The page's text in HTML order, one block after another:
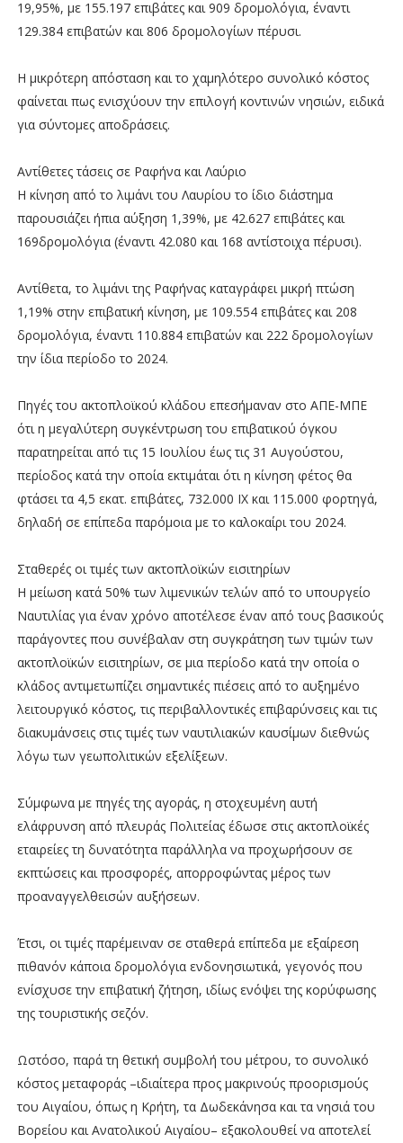
19,95%, με 155.197 επιβάτες και 909 δρομολόγια, έναντι
129.384 επιβατών και 806 δρομολογίων πέρυσι.
Η μικρότερη απόσταση και το χαμηλότερο συνολικό κόστος
φαίνεται πως ενισχύουν την επιλογή κοντινών νησιών, ειδικά
για σύντομες αποδράσεις.
Αντίθετες τάσεις σε Ραφήνα και Λαύριο
Η κίνηση από το λιμάνι του Λαυρίου το ίδιο διάστημα
παρουσιάζει ήπια αύξηση 1,39%, με 42.627 επιβάτες και
169δρομολόγια (έναντι 42.080 και 168 αντίστοιχα πέρυσι).
Αντίθετα, το λιμάνι της Ραφήνας καταγράφει μικρή πτώση
1,19% στην επιβατική κίνηση, με 109.554 επιβάτες και 208
δρομολόγια, έναντι 110.884 επιβατών και 222 δρομολογίων
την ίδια περίοδο το 2024.
Πηγές του ακτοπλοϊκού κλάδου επεσήμαναν στο ΑΠΕ-ΜΠΕ
ότι η μεγαλύτερη συγκέντρωση του επιβατικού όγκου
παρατηρείται από τις 15 Ιουλίου έως τις 31 Αυγούστου,
περίοδος κατά την οποία εκτιμάται ότι η κίνηση φέτος θα
φτάσει τα 4,5 εκατ. επιβάτες, 732.000 ΙΧ και 115.000 φορτηγά,
δηλαδή σε επίπεδα παρόμοια με το καλοκαίρι του 2024.
Σταθερές οι τιμές των ακτοπλοϊκών εισιτηρίων
Η μείωση κατά 50% των λιμενικών τελών από το υπουργείο
Ναυτιλίας για έναν χρόνο αποτέλεσε έναν από τους βασικούς
παράγοντες που συνέβαλαν στη συγκράτηση των τιμών των
ακτοπλοϊκών εισιτηρίων, σε μια περίοδο κατά την οποία ο
κλάδος αντιμετωπίζει σημαντικές πιέσεις από το αυξημένο
λειτουργικό κόστος, τις περιβαλλοντικές επιβαρύνσεις και τις
διακυμάνσεις στις τιμές των ναυτιλιακών καυσίμων διεθνώς
λόγω των γεωπολιτικών εξελίξεων.
Σύμφωνα με πηγές της αγοράς, η στοχευμένη αυτή
ελάφρυνση από πλευράς Πολιτείας έδωσε στις ακτοπλοϊκές
εταιρείες τη δυνατότητα παράλληλα να προχωρήσουν σε
εκπτώσεις και προσφορές, απορροφώντας μέρος των
προαναγγελθεισών αυξήσεων.
Έτσι, οι τιμές παρέμειναν σε σταθερά επίπεδα με εξαίρεση
πιθανόν κάποια δρομολόγια ενδονησιωτικά, γεγονός που
ενίσχυσε την επιβατική ζήτηση, ιδίως ενόψει της κορύφωσης
της τουριστικής σεζόν.
Ωστόσο, παρά τη θετική συμβολή του μέτρου, το συνολικό
κόστος μεταφοράς –ιδιαίτερα προς μακρινούς προορισμούς
του Αιγαίου, όπως η Κρήτη, τα Δωδεκάνησα και τα νησιά του
Βορείου και Ανατολικού Αιγαίου– εξακολουθεί να αποτελεί